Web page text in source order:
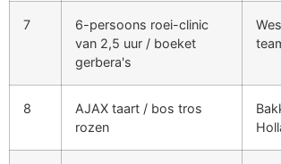
7
6-persoons roei-clinic
van 2,5 uur / boeket
gerbera's
8
AJAX taart / bos tros
rozen